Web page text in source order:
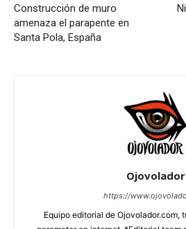
Construcción de muro
amenaza el parapente en
Santa Pola, España
Ojovolador
https://
Equipo editorial de Ojovolador.com,